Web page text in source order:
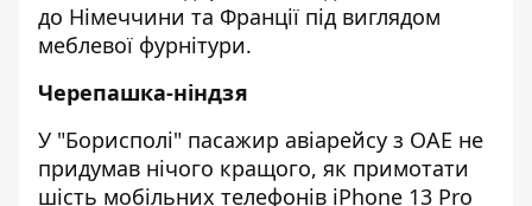
до Німеччини та Франції під виглядом
меблевої фурнітури.
Черепашка-ніндзя
У "Борисполі" пасажир авіарейсу з ОАЕ не
придумав нічого кращого, як примотати
шість мобільних телефонів iPhone 13 Pro